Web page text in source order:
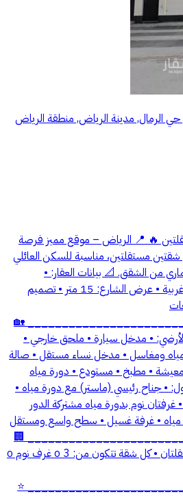
الرمال, مدينة الرياض, منطقة الرياض
🔥 📍 الرياض – موقع مميز فرصة
شقتين مستقلتين، مناسبة للسكن العائلي
من الشقق. 📐 بيانات العقار: •
المساحة: 360 م² • الواجهة: غربية • عرض الشارع: 15 متر • تصميم
الأرضي: • مدخل سيارة • ملحق خارجي •
ومغاسل • مدخل نساء مستقل • صالة
• مطبخ • مستودع • دورة مياه
• جناح رئيسي (ماستر) مع دورة مياه •
نوم بدورة مياه مشتركة الدور
مياه • غرفة غسيل • سطح واسع ومستقل
تفاصيل الشقق: • شقتان مستقلتان • كل شقة تتكون من: o 3 غرف نوم o